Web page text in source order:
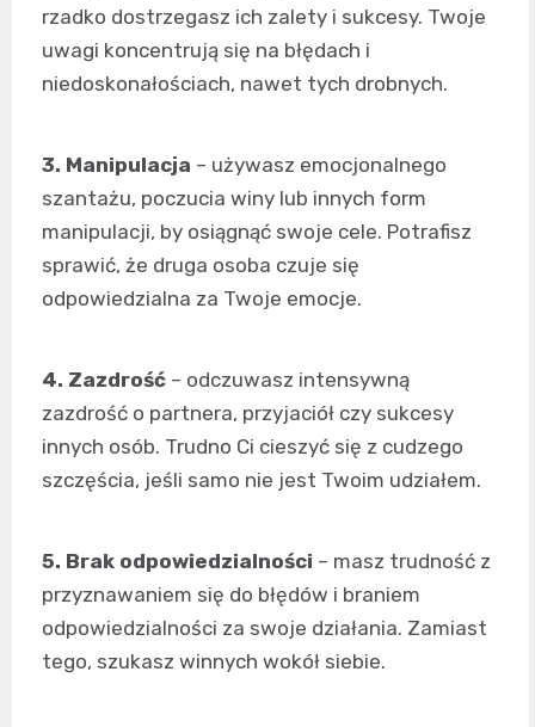
rzadko dostrzegasz ich zalety i sukcesy. Twoje
uwagi koncentrują się na błędach i
niedoskonałościach, nawet tych drobnych.
3. Manipulacja – używasz emocjonalnego
szantażu, poczucia winy lub innych form
manipulacji, by osiągnąć swoje cele. Potrafisz
sprawić, że druga osoba czuje się
odpowiedzialna za Twoje emocje.
4. Zazdrość – odczuwasz intensywną
zazdrość o partnera, przyjaciół czy sukcesy
innych osób. Trudno Ci cieszyć się z cudzego
szczęścia, jeśli samo nie jest Twoim udziałem.
5. Brak odpowiedzialności – masz trudność z
przyznawaniem się do błędów i braniem
odpowiedzialności za swoje działania. Zamiast
tego, szukasz winnych wokół siebie.